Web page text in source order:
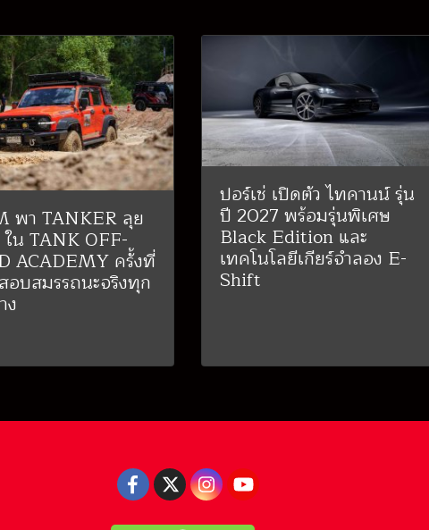
พา TANKER ลุย
น TANK OFF-
ACADEMY ครั้งที่
บสมรรถนะจริงทุก
ง
ปอร์เช่ เปิดตัว ไทคานน์ รุ่น
ปี 2027 พร้อมรุ่นพิเศษ
Black Edition และ
เทคโนโลยีเกียร์จำลอง E-
Shift